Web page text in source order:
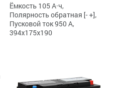
Ёмкость 105 А·ч,
Полярность обратная [- +],
Пусковой ток 950 А,
394x175x190